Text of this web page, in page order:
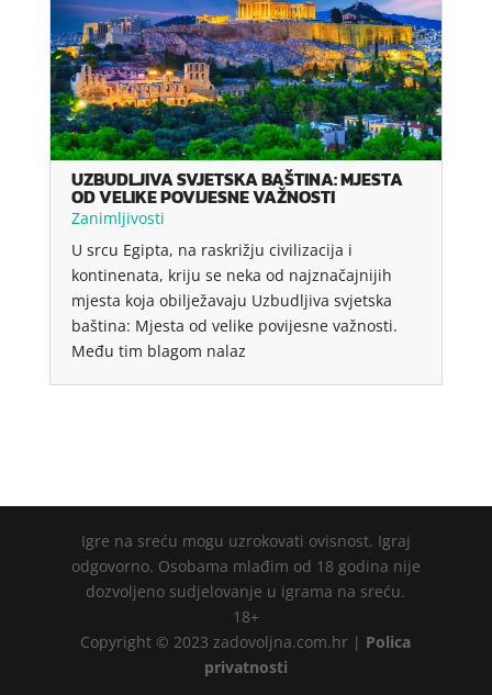
UZBUDLJIVA SVJETSKA BAŠTINA: MJESTA
OD VELIKE POVIJESNE VAŽNOSTI
Zanimljivosti
U srcu Egipta, na raskrižju civilizacija i
kontinenata, kriju se neka od najznačajnijih
mjesta koja obilježavaju Uzbudljiva svjetska
baština: Mjesta od velike povijesne važnosti.
Među tim blagom nalaz
Igre na sreću mogu uzrokovati ovisnost. Igraj
odgovorno. Osobama mlađim od 18 godina nije
dozvoljeno sudjelovanje u igrama na sreću.
18+
Copyright © 2023 zadovoljna.com.hr | Polica
privatnosti